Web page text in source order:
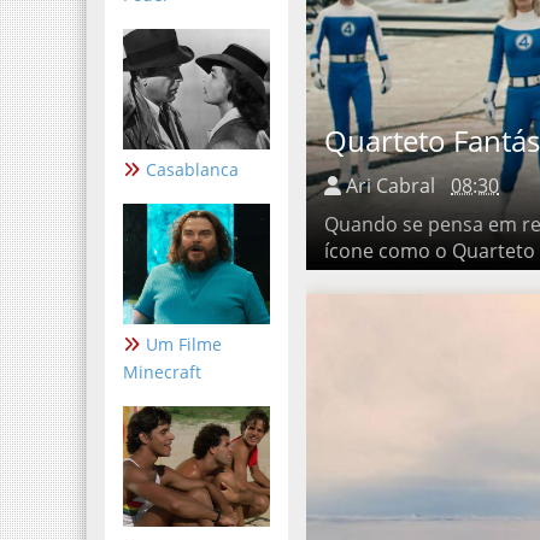
Casablanca
Um Filme
Minecraft
Quarteto
Ari Cabral 08:30
Quando se pensa em
o Quarteto Fantástico ,